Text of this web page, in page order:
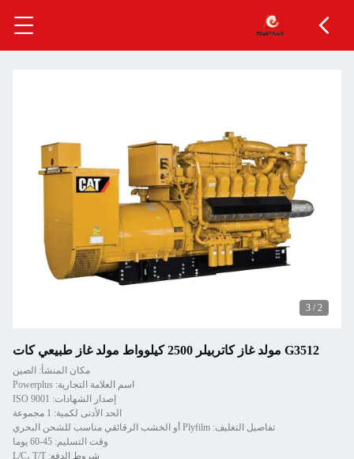
2
/
3
G3512 مولد غاز كاتربيلر 2500 كيلوواط مولد غاز طبيعي كات
مكان المنشأ: الصين
اسم العلامة التجارية: Powerplus
إصدار الشهادات: ISO 9001
الحد الأدنى لكمية: 1 مجموعة
تفاصيل التغليف: Plyfilm أو الخشب الرقائقي مناسب للشحن البحري
وقت التسليم: 45-60 يوما
شروط الدفع: L/C، T/T